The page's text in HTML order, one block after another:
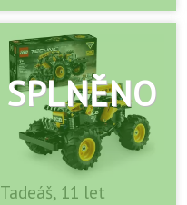
Tadeáš, 11 let